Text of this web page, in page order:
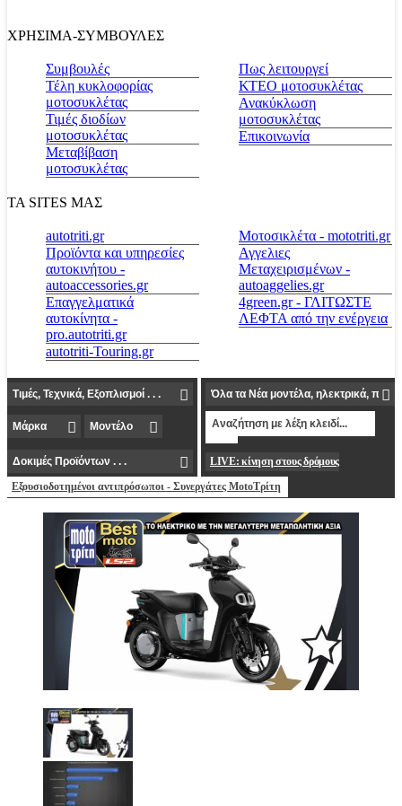
ΧΡΗΣΙΜΑ-ΣΥΜΒΟΥΛΕΣ
Συμβουλές
Τέλη κυκλοφορίας
μοτοσυκλέτας
Τιμές διοδίων
μοτοσυκλέτας
Μεταβίβαση
μοτοσυκλέτας
Πως λειτουργεί
ΚΤΕΟ μοτοσυκλέτας
Ανακύκλωση
μοτοσυκλέτας
Επικοινωνία
ΤΑ SITES ΜΑΣ
autotriti.gr
Προϊόντα και υπηρεσίες
αυτοκινήτου -
autoaccessories.gr
Επαγγελματικά
αυτοκίνητα -
pro.autotriti.gr
autotriti-Touring.gr
Μοτοσικλέτα - mototriti.gr
Αγγελιες
Μεταχειρισμένων -
autoaggelies.gr
4green.gr - ΓΛΙΤΩΣΤΕ
ΛΕΦΤΑ από την ενέργεια
LIVE: κίνηση στους δρόμους
Εξουσιοδοτημένοι αντιπρόσωποι - Συνεργάτες MotoΤρίτη